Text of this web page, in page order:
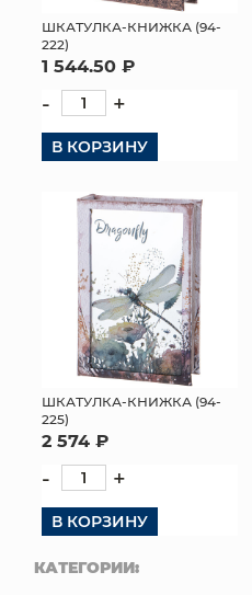
ШКАТУЛКА-КНИЖКА (94-
222)
1 544.50 ₽
- +
В КОРЗИНУ
ШКАТУЛКА-КНИЖКА (94-
225)
2 574 ₽
- +
В КОРЗИНУ
КАТЕГОРИИ: